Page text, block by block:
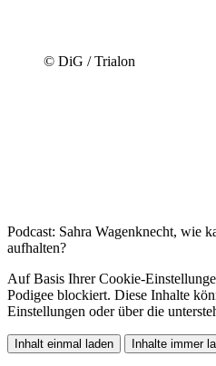
© DiG / Trialon
Podcast: Sahra Wagenknecht, wie
aufhalten?
Auf Basis Ihrer Cookie-
Podigee blockiert. Diese Inhalte
Einstellungen oder über die
Inhalt einmal laden Inhalte immer